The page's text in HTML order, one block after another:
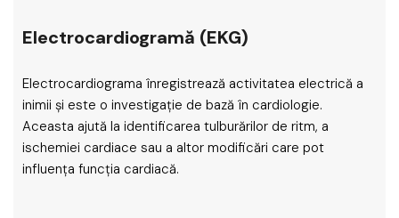
Electrocardiogramă (EKG)
Electrocardiograma înregistrează activitatea electrică a
inimii și este o investigație de bază în cardiologie.
Aceasta ajută la identificarea tulburărilor de ritm, a
ischemiei cardiace sau a altor modificări care pot
influența funcția cardiacă.